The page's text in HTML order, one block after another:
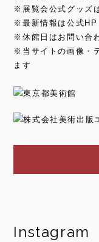
※展覧会公式グッズ
※最新情報は公式HP
※休館日はお問い合
※当サイトの画像・
ます
Instagram